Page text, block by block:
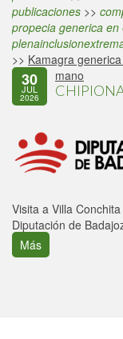
publicaciones >>
propecia generica en
>> Kamagra
mano
30
JUL
2026
Visita a Villa
Diputación de
Más